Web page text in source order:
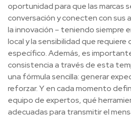
oportunidad para que las marcas
conversación y conecten con sus
la innovación – teniendo siempre
local y la sensibilidad que requiere
específico. Además, es
consistencia a través de esta
una fórmula sencilla: generar
reforzar. Y en cada momento
equipo de expertos, qué
adecuadas para transmitir el